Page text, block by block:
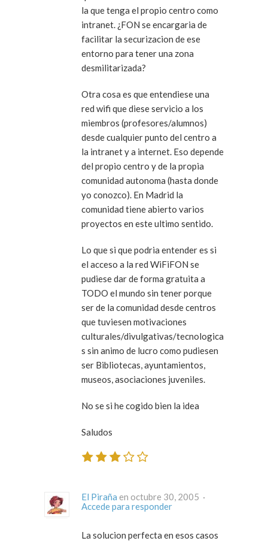
la que tenga el propio centro como
intranet. ¿FON se encargaria de
facilitar la securizacion de ese
entorno para tener una zona
desmilitarizada?
Otra cosa es que entendiese una
red wifi que diese servicio a los
miembros (profesores/alumnos)
desde cualquier punto del centro a
la intranet y a internet. Eso depende
del propio centro y de la propia
comunidad autonoma (hasta donde
yo conozco). En Madrid la
comunidad tiene abierto varios
proyectos en este ultimo sentido.
Lo que si que podria entender es si
el acceso a la red WiFiFON se
pudiese dar de forma gratuita a
TODO el mundo sin tener porque
ser de la comunidad desde centros
que tuviesen motivaciones
culturales/divulgativas/tecnologica
s sin animo de lucro como pudiesen
ser Bibliotecas, ayuntamientos,
museos, asociaciones juveniles.
No se si he cogido bien la idea
Saludos
El Piraña
en octubre 30, 2005 ·
Accede para responder
La solucion perfecta en esos casos